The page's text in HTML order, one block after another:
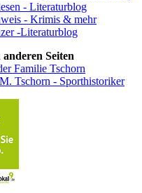
- Literaturblog
- Krimis & mehr
-Literaturblog
Seiten
Familie Tschorn
Tschorn - Sporthistoriker